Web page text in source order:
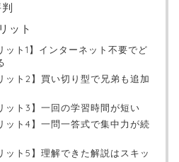
ット
ット1】インターネット不要でど
ット2】買い切り型で兄弟も追加
ット3】一回の学習時間が短い
ット4】一問一答式で集中力が続
ット5】理解できた解説はスキッ